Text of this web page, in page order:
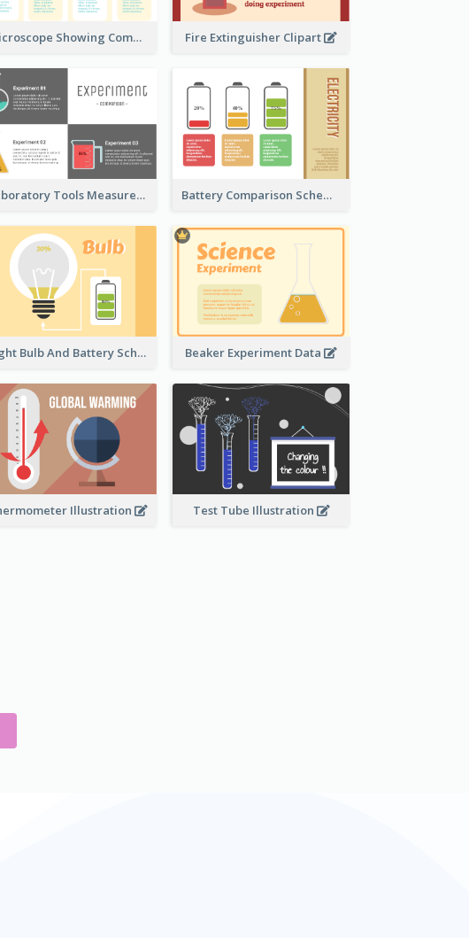
Microscope Showing Comparison Fire Extinguisher Clipart
Laboratory Tools Measurement And Comparison Battery Comparison Schematic Diagram
Light Bulb And Battery Schematic Diagram Beaker Experiment Data
Illustration Test Tube Illustration